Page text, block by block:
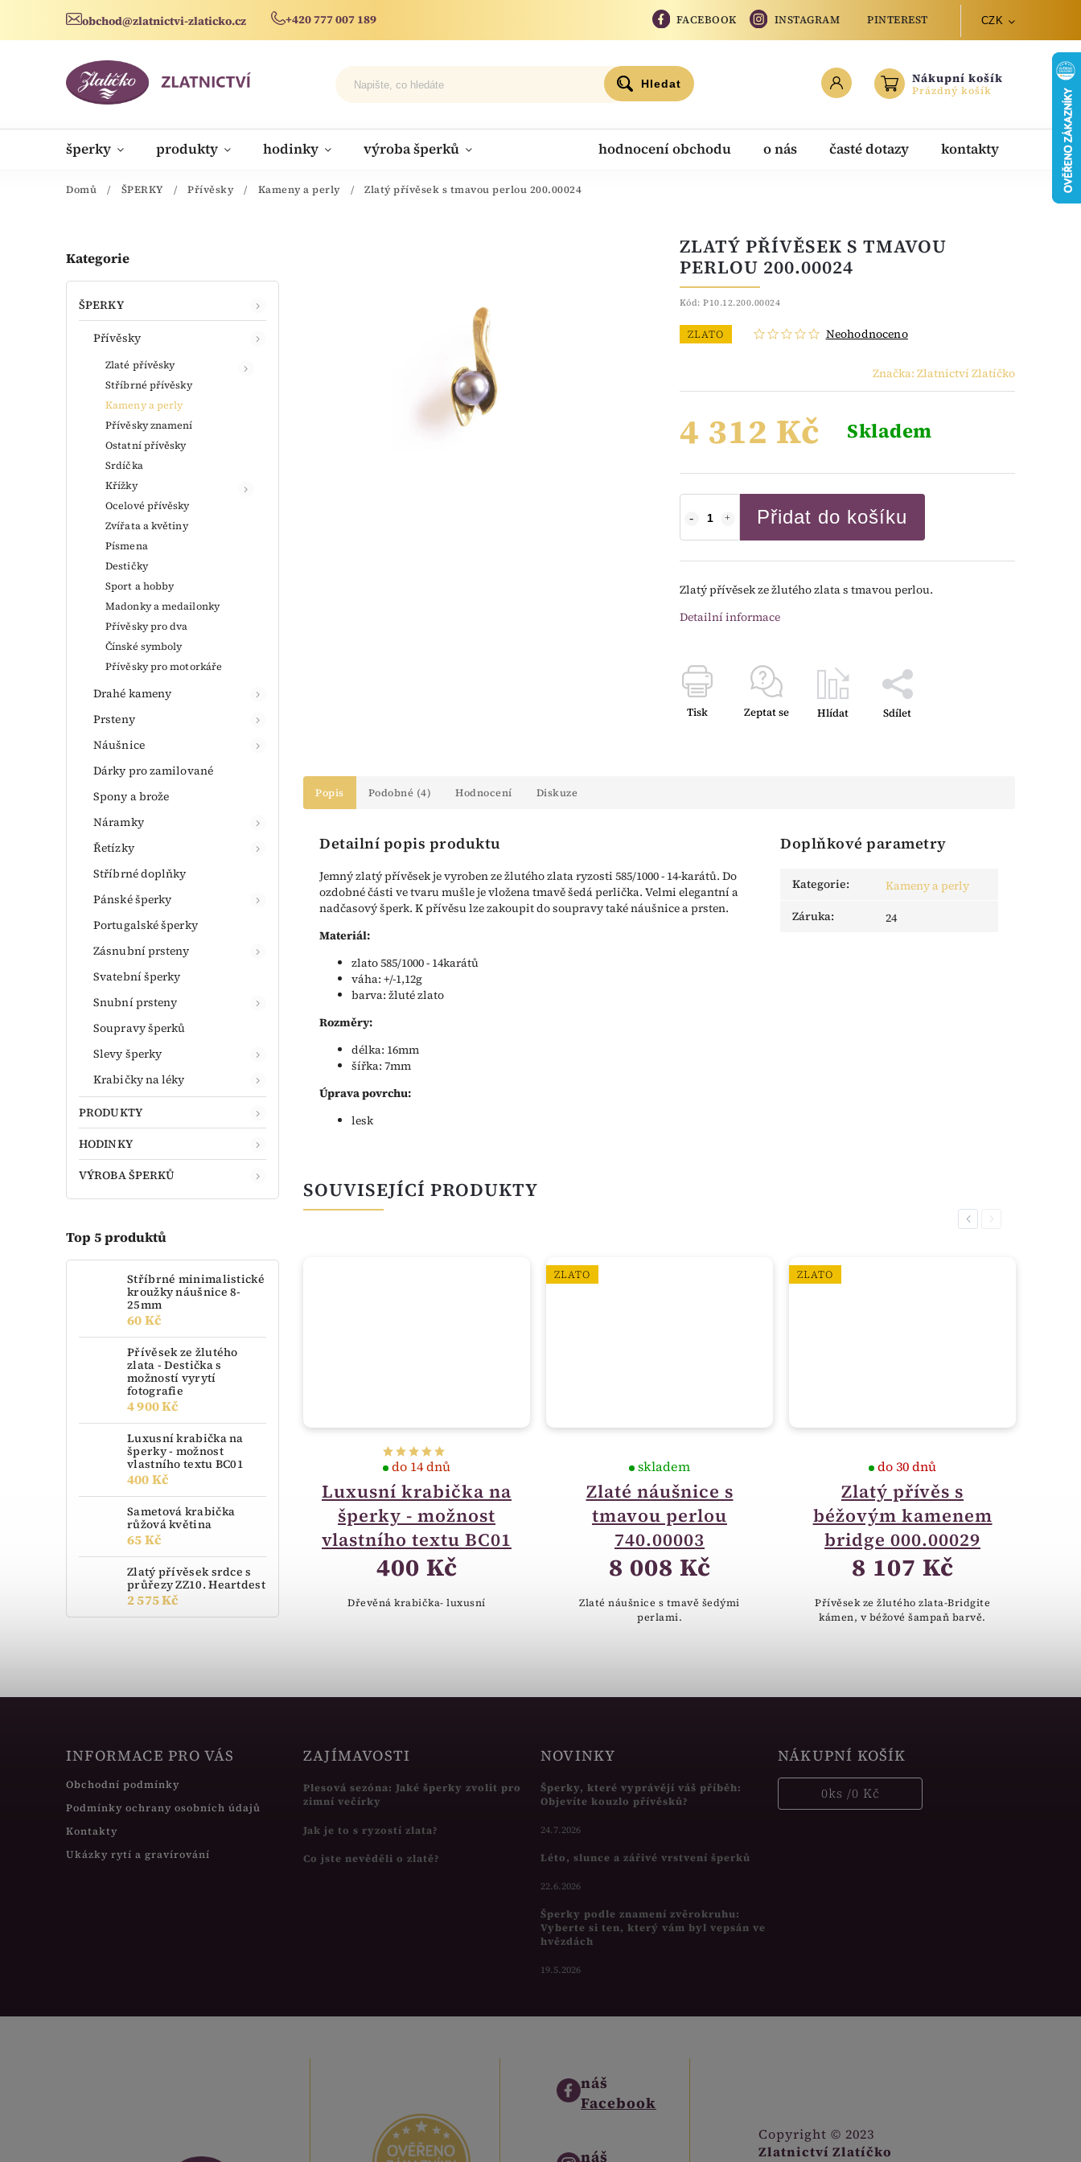
obchod@zlatnictvi-zlaticko.cz +420 777 007 189 FACEBOOK INSTAGRAM PINTEREST CZK
Hledat Nákupní košík
Prázdný košík
šperky produkty hodinky výroba šperků hodnocení obchodu o nás časté dotazy kontakty
novinky
Domů / ŠPERKY / Přívěsky / Kameny a perly / Zlatý přívěsek s tmavou perlou 200.00024
Kategorie
ŠPERKY
Přívěsky
Zlaté přívěsky
Stříbrné přívěsky
Kameny a perly
Přívěsky znamení
Ostatní přívěsky
Srdíčka
Křížky
Ocelové přívěsky
Zvířata a květiny
Písmena
Destičky
Sport a hobby
Madonky a medailonky
Přívěsky pro dva
Čínské symboly
Přívěsky pro motorkáře
Drahé kameny
Prsteny
Náušnice
Dárky pro zamilované
Spony a brože
Náramky
Řetízky
Stříbrné doplňky
Pánské šperky
Portugalské šperky
Zásnubní prsteny
Svatební šperky
Snubní prsteny
Soupravy šperků
Slevy šperky
Krabičky na léky
PRODUKTY
HODINKY
VÝROBA ŠPERKŮ
Top 5 produktů
Stříbrné minimalistické
kroužky náušnice 8-
25mm
60 Kč
Přívěsek ze žlutého
zlata - Destička s
možností vyrytí
fotografie
4 900 Kč
Luxusní krabička na
šperky - možnost
vlastního textu BC01
400 Kč
Sametová krabička
růžová květina
65 Kč
Zlatý přívěsek srdce s
průřezy ZZ10. Heartdest
2 575 Kč
ZLATÝ PŘÍVĚSEK S TMAVOU
PERLOU 200.00024
Kód: P10.12.200.00024
ZLATO Neohodnoceno
Značka: Zlatnictví Zlatíčko
4 312 Kč Skladem
Přidat do košíku
Zlatý přívěsek ze žlutého zlata s tmavou perlou.
Detailní informace
Tisk Zeptat se Hlídat Sdílet
Popis Podobné (4) Hodnocení Diskuze
Detailní popis produktu
Jemný zlatý přívěsek je vyroben ze žlutého zlata ryzosti 585/1000 - 14-karátů. Do
ozdobné části ve tvaru mušle je vložena tmavě šedá perlička. Velmi elegantní a
nadčasový šperk. K přívěsu lze zakoupit do soupravy také náušnice a prsten.
Materiál:
zlato 585/1000 - 14karátů
váha: +/-1,12g
barva: žluté zlato
Rozměry:
délka: 16mm
šířka: 7mm
Úprava povrchu:
lesk
Doplňkové parametry
Kategorie:
Kameny a perly
Záruka: 24
SOUVISEJÍCÍ PRODUKTY
Previous
Luxusní krabička na
šperky - možnost
vlastního textu BA11
momentálně nedostupné
400 Kč
Luxusní Krabička na šperky - dřevo
Luxusní krabička na
šperky - možnost
vlastního textu BC01
do 14 dnů
400 Kč
Dřevěná krabička- luxusní
ZLATO
Zlaté náušnice s
tmavou perlou
740.00003
skladem
8 008 Kč
Zlaté náušnice s tmavě šedými
perlami.
ZLATO
Zlatý přívěs s
béžovým kamenem
bridge 000.00029
do 30 dnů
8 107 Kč
Přívěsek ze žlutého zlata-Bridgite
kámen, v béžové šampaň barvě.
Next
INFORMACE PRO VÁS
Obchodní podmínky
Podmínky ochrany osobních údajů
Kontakty
Ukázky rytí a gravírování
ZAJÍMAVOSTI
Plesová sezóna: Jaké šperky zvolit pro
zimní večírky
Jak je to s ryzostí zlata?
Co jste nevěděli o zlatě?
NOVINKY
Šperky, které vyprávějí váš příběh:
Objevíte kouzlo přívěsků?
24.7.2026
Léto, slunce a zářivé vrstvení šperků
22.6.2026
Šperky podle znamení zvěrokruhu:
Vyberte si ten, který vám byl vepsán ve
hvězdách
19.5.2026
NÁKUPNÍ KOŠÍK
0ks /0 Kč
náš
Facebook
náš
Copyright © 2023
Zlatnictví Zlatíčko